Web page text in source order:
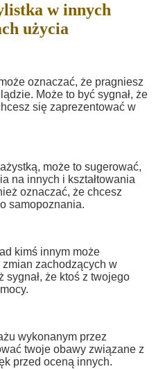
w innych
użycia
oznaczać, że pragniesz
Może to być sygnał, że
się zaprezentować w
może to sugerować,
na innych i kształtowania
oznaczać, że chcesz
samopoznania.
kimś innym może
zachodzących w
sygnał, że ktoś z twojego
wykonanym przez
twoje obawy związane z
przed oceną innych.